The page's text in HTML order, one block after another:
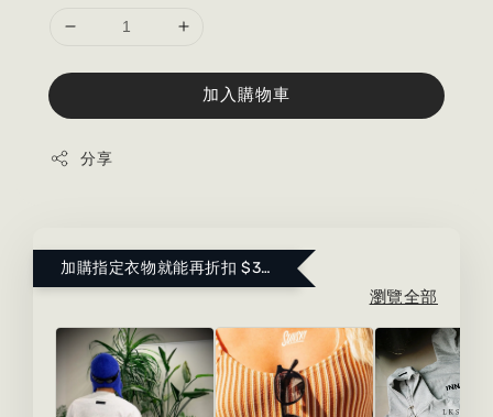
加入購物車
分享
加購指定衣物就能再折扣 $300 ！點這裡看更多～
瀏覽全部